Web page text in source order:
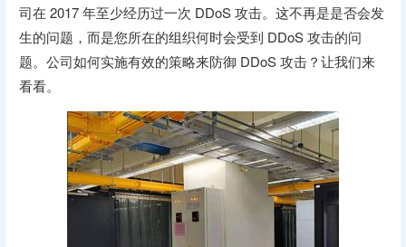
司在 2017 年至少经历过一次 DDoS 攻击。这不再是是否会发
生的问题，而是您所在的组织何时会受到 DDoS 攻击的问
题。公司如何实施有效的策略来防御 DDoS 攻击？让我们来
看看。